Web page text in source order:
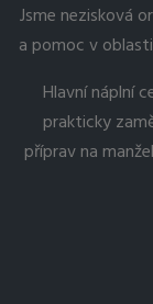
Jsme nezisková
a pomoc v
Hlavní náplní
prakticky
příprav na